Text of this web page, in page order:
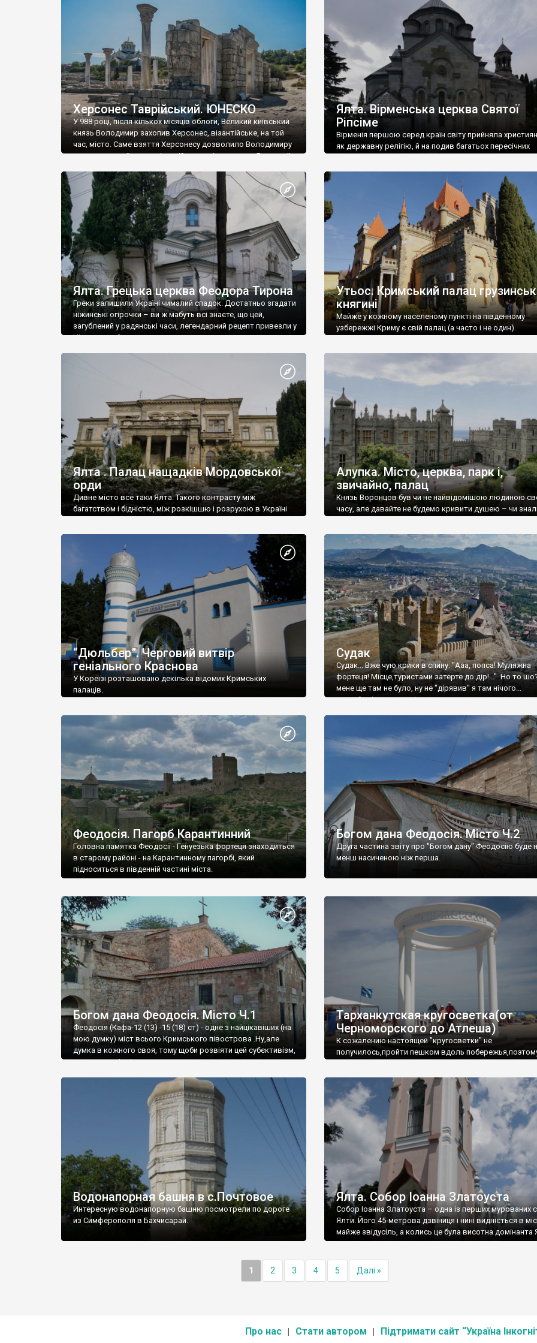
візантійської доби. Раритети викрадені з фондів об’єкту
культурної спадщини ЮНЕСКО «Херсонеса Таврійського».
Офіційно – на виставку «Золото Візантії», але експерти та
влада в Україні вважають це лише […]
називаються «повстяками» (postaki)…” “Вино. Крим
виробляє відмінне вино і його вдосталь: воно все
легке біле і дуже […]
Херсонес Таврійський. ЮНЕСКО
У 988 році, після кількох місяців облоги, Великий київський
князь Володимир захопив Херсонес, візантійське, на той
час, місто. Саме взяття Херсонесу дозволило Володимиру
диктувати свої умови візантійському імператору Василю ІІ,
Херсонесі Володимир-язичник, став Василем-
християнином. А потім було Хрещення Русі. На честь
Херсонесу Таврійського названо місто […]
Ялта. Вірменська церква Святої
Ріпсіме
Вірменія першою серед країн світу прийняла
як державну релігію, й на подив багатьох пересічних
Ялта. Грецька церква Феодора Тирона
Греки залишили Україні чималий спадок. Достатньо згадати
ніжинські огірочки – ви ж мабуть всі знаєте, що цей,
загублений у радянські часи, легендарний рецепт привезли у
Ніжин греки?
Утьос. Кримський палац
княгині
Майже у кожному населеному пункті на південному
узбережжі Криму є свій палац (а часто і не один).
Ялта . Палац нащадків Мордовської
орди
Дивне місто все таки Ялта. Такого контрасту між
багатством і бідністю, між розкішшю і розрухою в Україні
Алупка. Місто, церква, парк і,
звичайно, палац
Князь Воронцов був чи не найвідомішою людиною
часу, але давайте не будемо кривити душею – чи
“Дюльбер”. Черговий витвір
геніального Краснова
У Кореїзі розташовано декілька відомих Кримських
палаців.
Судак
Судак... Вже чую крики в спину: "Ааа, попса! Муляжна
фортеця! Місце,туристами затерте до дір!..." Но то
мене ще там не було, ну не "дірявив" я там нічого...
принаймні до цього літа.
Феодосія. Пагорб Карантинний
Головна памятка Феодосії - Генуезька фортеця знаходиться
в старому районі - на Карантинному пагорбі, який
підноситься в південній частині міста.
Богом дана Феодосія. Місто Ч.2
Друга частина звіту про "Богом дану" Феодосію буде
менш насиченою ніж перша.
Богом дана Феодосія. Місто Ч.1
Феодосія (Кафа-12 (13) -15 (18) ст) - одне з найцікавіших (на
мою думку) міст всього Кримського півострова .Ну,але
думка в кожного своя, тому щоби розвіяти цей субєктивізм,
запрошую відвідати це
Тарханкутская кругосветка(от
Черноморского до Атлеша)
К сожалению настоящей "кругосветки" не
получилось,пройти пешком вдоль
Водонапорная башня в с.Почтовое
Интересную водонапорную башню посмотрели по дороге
из Симферополя в Бахчисарай.
Ялта. Собор Іоанна Златоуста
Собор Іоанна Златоуста – одна із перших мурованих
Ялти. Його 45-метрова дзвіниця і нині видніється в
майже звідусіль, а колись це була висотна домінанта
1 2 3 4 5 Далі »
Про нас Стати автором Підтримати сайт “Україна